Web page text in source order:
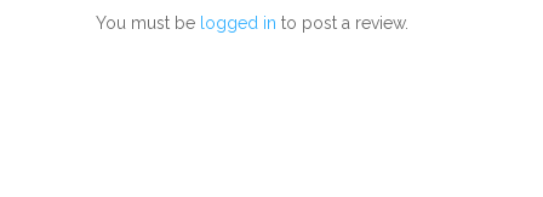
You must be logged in to post a review.